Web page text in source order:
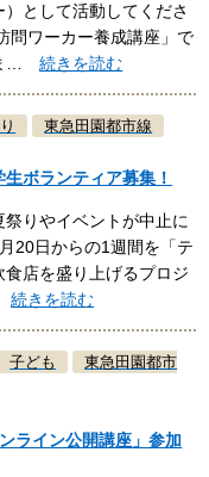
として活動してくださ
問ワーカー養成講座」で
ま…続きを読む
東急田園都市線
ボランティア募集！
りやイベントが中止に
20日からの1週間を「テ
店を盛り上げるプロジ
続きを読む
子ども
東急田園都市
ライン公開講座」参加